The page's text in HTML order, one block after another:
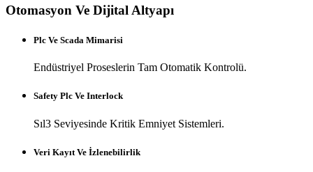
Otomasyon Ve Dijital Altyapı
Plc Ve Scada Mimarisi
Endüstriyel Proseslerin Tam Otomatik Kontrolü.
Safety Plc Ve Interlock
Sıl3 Seviyesinde Kritik Emniyet Sistemleri.
Veri Kayıt Ve İzlenebilirlik